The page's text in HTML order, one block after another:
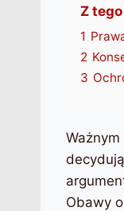
Z
1
2
3
Obawy